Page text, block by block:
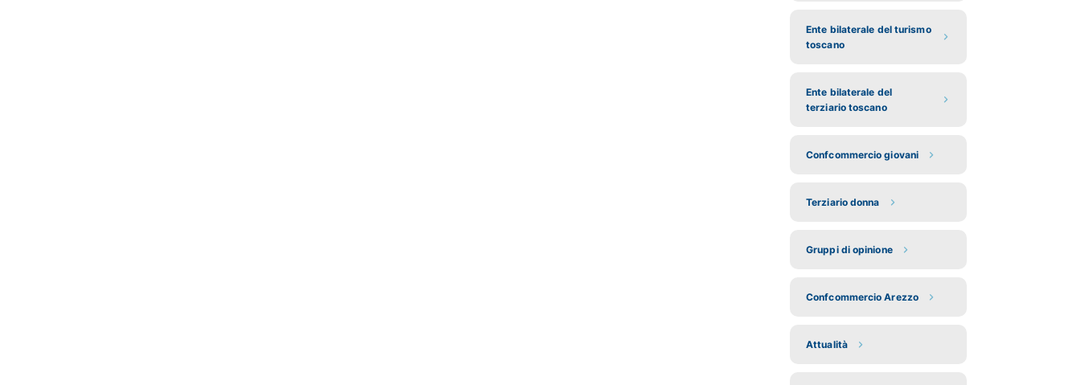
Ente bilaterale del turismo
toscano
Ente bilaterale del
terziario toscano
Confcommercio giovani
Terziario donna
Gruppi di opinione
Confcommercio Arezzo
Attualità